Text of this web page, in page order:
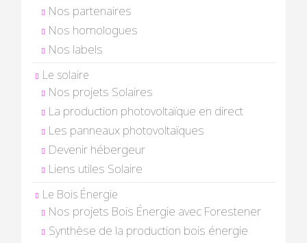
Nos partenaires
Nos homologues
Nos labels
Le solaire
Nos projets Solaires
La production photovoltaïque en direct
Les panneaux photovoltaïques
Devenir hébergeur
Liens utiles Solaire
Le Bois Énergie
Nos projets Bois Énergie avec Forestener
Synthèse de la production bois énergie